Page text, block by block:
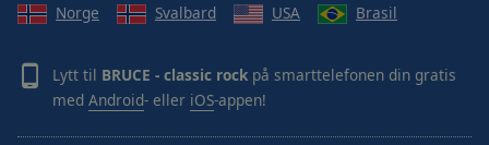
Norge
Svalbard USA Brasil
Lytt til BRUCE - classic rock på smarttelefonen din gratis
med Android- eller iOS-appen!